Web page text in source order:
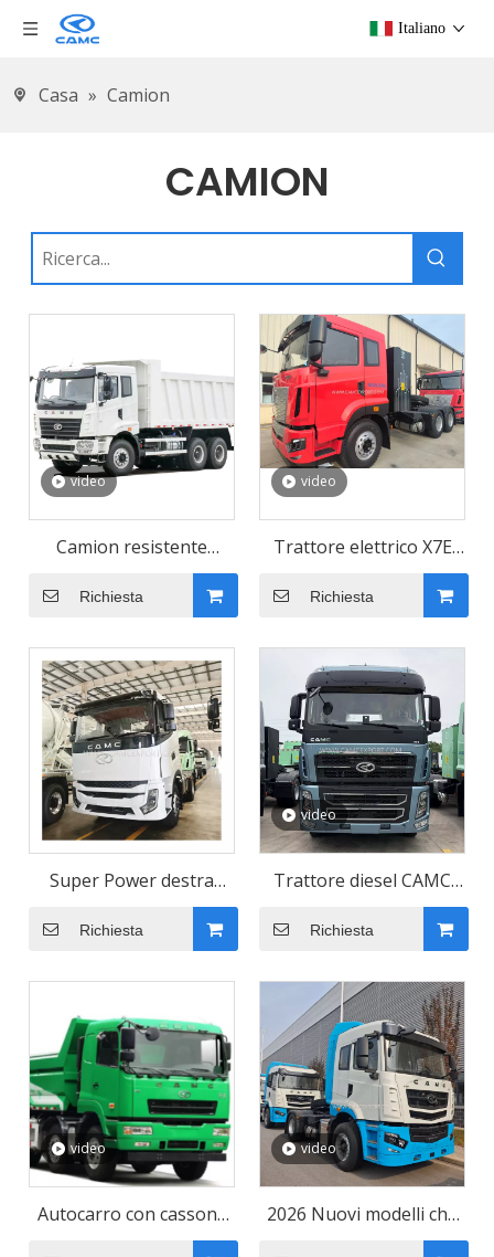
Italiano
Casa » Camion
CAMION
video
Camion resistente
personalizzato con
elevata capacità di carico
Richiesta
video
Trattore elettrico X7E
rosso con tetto piatto
6x4 e guida a sinistra
Richiesta
Super Power destra
Drive 4*2 Veicoli trattori
pesanti diesel
Richiesta
video
Trattore diesel CAMC
Grey H9 6 × 4, trattore
con tetto alto con guida
Richiesta
video
Autocarro con cassone
ribaltabile 8x4 con
video
2026 Nuovi modelli che
vendono bene CAMC